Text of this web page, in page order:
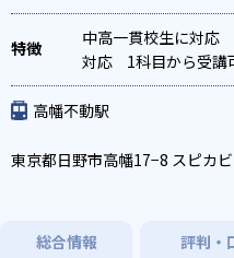
(旧AO)対策
推薦入
立大対策
私大対策
検定)対策
数学特化
中高一貫校生に対応
対応
1科目から受講
可
自習室あり
高幡不動駅
東京都日野市高幡17−8 スピカ
総合情報 評判・